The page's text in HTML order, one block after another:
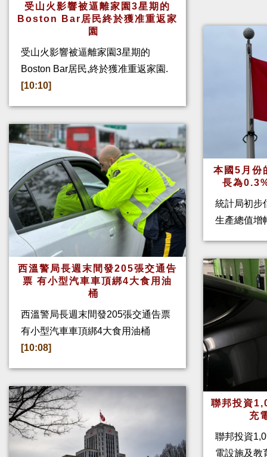
受山火影響被逼離家園3星期的
Boston Bar居民終於獲准重返家
園
受山火影響被逼離家園3星期的
Boston Bar居民,終於獲准重返家園.
[10:10]
西溫警局長週末間發205張交通告
票 有小型汽車車頂綁4大食用油
桶
西溫警局長週末間發205張交通告票
有小型汽車車頂綁4大食用油桶
[10:08]
本國5月份
長為
統計局初步
生產總值增
聯邦投資
充
聯邦投資
電設施及教